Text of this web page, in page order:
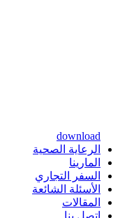
download
الرعاية الصحية
المارينا
السفر التجاري
الأسئلة الشائعة
المقالات
اتصل بنا